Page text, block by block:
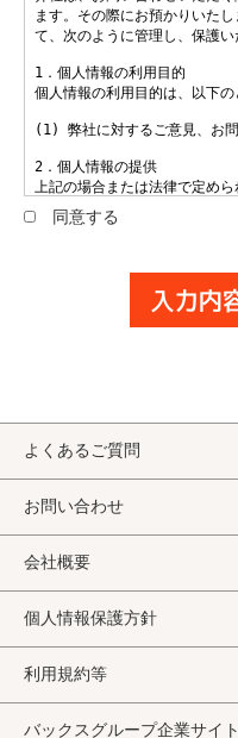
同意する
よくあるご質問
お問い合わせ
会社概要
個人情報保護方針
利用規約等
バックスグループ企業サイト